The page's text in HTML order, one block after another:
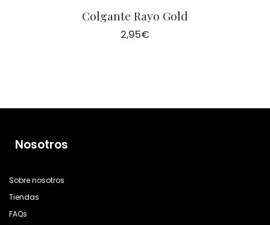
Colgante Rayo Gold
2,95€
Nosotros
Sobre nosotros
Tiendas
FAQs